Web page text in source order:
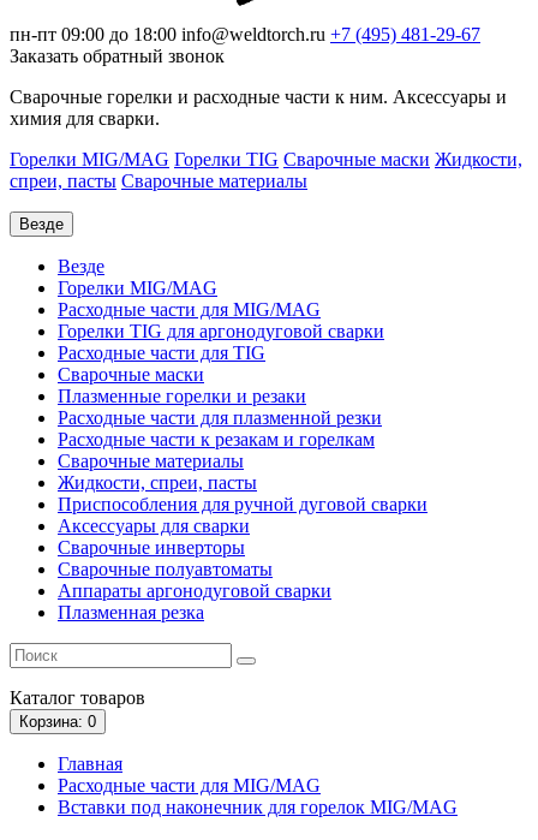
пн-пт 09:00 до 18:00 info@weldtorch.ru +7 (495) 481-29-67
Заказать обратный звонок
Сварочные горелки и расходные части к ним. Аксессуары и
химия для сварки.
Горелки MIG/MAG Горелки TIG Сварочные маски Жидкости,
спреи, пасты Сварочные материалы
Везде
Везде
Горелки MIG/MAG
Расходные части для MIG/MAG
Горелки TIG для аргонодуговой сварки
Расходные части для TIG
Сварочные маски
Плазменные горелки и резаки
Расходные части для плазменной резки
Расходные части к резакам и горелкам
Сварочные материалы
Жидкости, спреи, пасты
Приспособления для ручной дуговой сварки
Аксессуары для сварки
Сварочные инверторы
Сварочные полуавтоматы
Аппараты аргонодуговой сварки
Плазменная резка
Каталог товаров
Корзина: 0
Главная
Расходные части для MIG/MAG
Вставки под наконечник для горелок MIG/MAG